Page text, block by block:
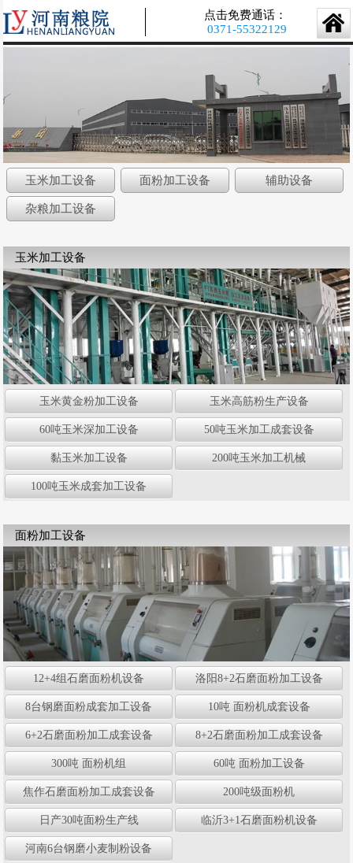
点击免费通话：
0371-55322129
玉米加工设备 面粉加工设备 辅助设备
杂粮加工设备
玉米加工设备
玉米黄金粉加工设备 玉米高筋粉生产设备
60吨玉米深加工设备 50吨玉米加工成套设备
黏玉米加工设备 200吨玉米加工机械
100吨玉米成套加工设备
面粉加工设备
12+4组石磨面粉机设备 洛阳8+2石磨面粉加工设备
8台钢磨面粉成套加工设备 10吨 面粉机成套设备
6+2石磨面粉加工成套设备 8+2石磨面粉加工成套设备
300吨 面粉机组 60吨 面粉加工设备
焦作石磨面粉加工成套设备 200吨级面粉机
日产30吨面粉生产线 临沂3+1石磨面粉机设备
河南6台钢磨小麦制粉设备